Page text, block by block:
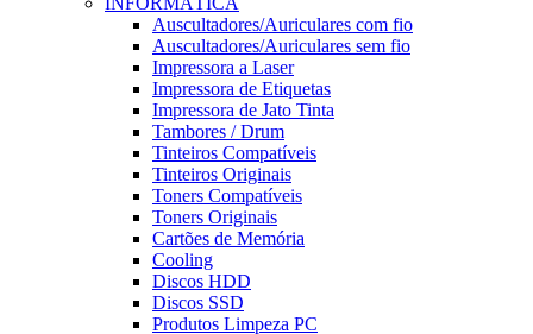
Auscultadores/Auriculares com fio
Auscultadores/Auriculares sem fio
Impressora a Laser
Impressora de Etiquetas
Impressora de Jato Tinta
Tambores / Drum
Tinteiros Compatíveis
Tinteiros Originais
Toners Compatíveis
Toners Originais
Cartões de Memória
Cooling
Discos HDD
Discos SSD
Produtos Limpeza PC